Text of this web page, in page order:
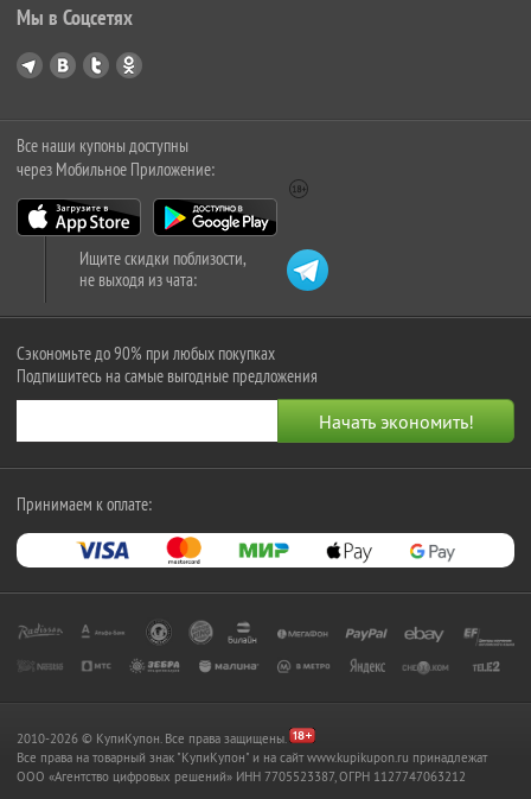
Мы в Соцсетях
Все наши купоны доступны
через Мобильное Приложение:
Ищите скидки поблизости,
не выходя из чата:
Сэкономьте до 90% при любых покупках
Подпишитесь на самые выгодные предложения
Принимаем к оплате:
2010-2026 © КупиКупон. Все права защищены.
Все права на товарный знак "КупиКупон" и на сайт www.kupikupon.ru принадлежат
OOO «Агентство цифровых решений» ИНН 7705523387, ОГРН 1127747063212